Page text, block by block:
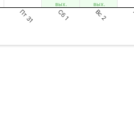
вых. вых.
Пт 31 Сб 1 Вс 2